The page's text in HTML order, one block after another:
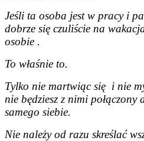
Jeśli ta osoba jest w pracy i
dobrze się czuliście na
osobie .
To właśnie to.
Tylko nie martwiąc się i nie
nie będziesz z nimi połączony
samego siebie.
Nie należy od razu skreślać